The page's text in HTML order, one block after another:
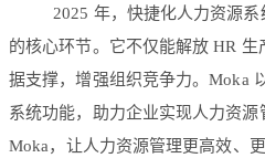
2025 年，快捷化人力资源
的核心环节。它不仅能解放 HR
据支撑，增强组织竞争力。Moka
系统功能，助力企业实现人力资
Moka，让人力资源管理更高效、